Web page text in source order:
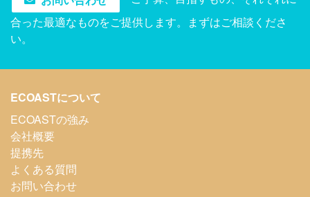
合った最適なものをご提供します。まずはご相談くださ
い。
ECOASTについて
ECOASTの強み
会社概要
提携先
よくある質問
お問い合わせ